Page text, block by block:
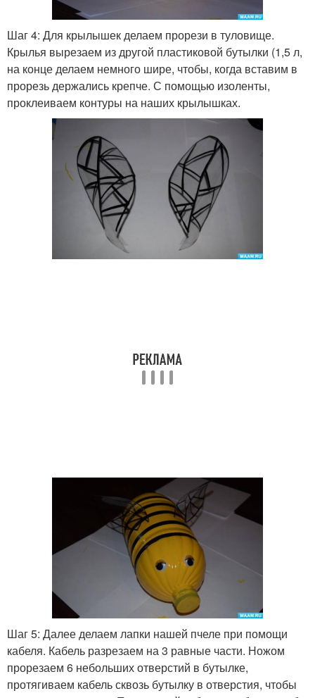
Шаг 4: Для крылышек делаем прорези в туловище.
Крылья вырезаем из другой пластиковой бутылки (1,5 л,
на конце делаем немного шире, чтобы, когда вставим в
прорезь держались крепче. С помощью изоленты,
проклеиваем контуры на наших крылышках.
Шаг 5: Далее делаем лапки нашей пчеле при помощи
кабеля. Кабель разрезаем на 3 равные части. Ножом
прорезаем 6 небольших отверстий в бутылке,
протягиваем кабель сквозь бутылку в отверстия, чтобы